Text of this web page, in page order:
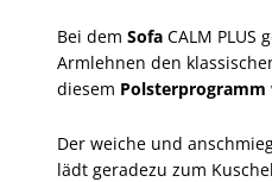
Bei dem Sofa CALM PLUS
Armlehnen den
diesem Polsterprogramm
Der weiche und
lädt geradezu zum